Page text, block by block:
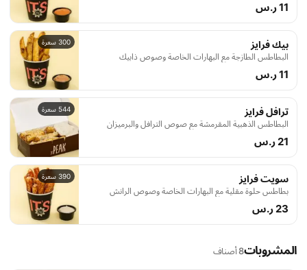
11 ر.س
300 سعرة بيك فرايز
البطاطس الطازجة مع البهارات الخاصة وصوص ذابيك
11 ر.س
544 سعرة ترافل فرايز
البطاطس الذهبية المقرمشة مع صوص الترافل والبرميزان
21 ر.س
390 سعرة سويت فرايز
بطاطس حلوة مقلية مع البهارات الخاصة وصوص الرانش
23 ر.س
المشروبات8 أصناف